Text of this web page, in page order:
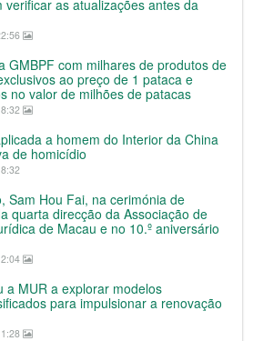
verificar as atualizações antes da
GMBPF com milhares de produtos de
ao preço de 1 pataca e
no valor de milhões de patacas
a homem do Interior da China
de homicídio
Sam Hou Fai, na cerimónia de
quarta direcção da Associação de
de Macau e no 10.º aniversário
a MUR a explorar modelos
para impulsionar a renovação